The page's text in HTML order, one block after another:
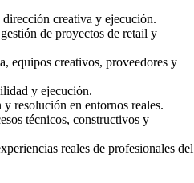
creativa y ejecución.
de proyectos de retail y
equipos creativos, proveedores y
y ejecución.
resolución en entornos reales.
técnicos, constructivos y
reales de profesionales del